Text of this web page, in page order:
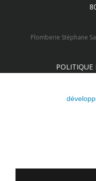
Plomberie Stéphane
POLITIQUE